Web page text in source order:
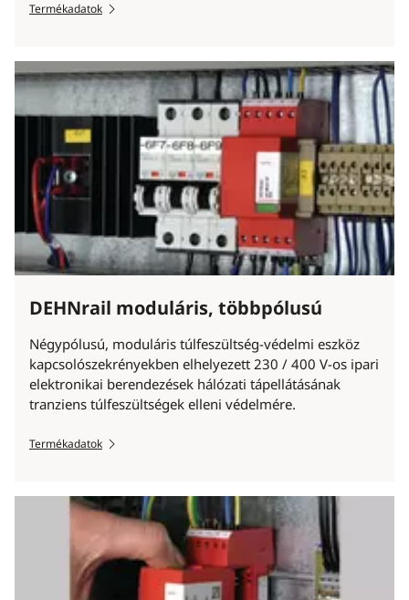
Termékadatok
DEHNrail moduláris, többpólusú
Négypólusú, moduláris túlfeszültség-védelmi eszköz
kapcsolószekrényekben elhelyezett 230 / 400 V-os ipari
elektronikai berendezések hálózati tápellátásának
tranziens túlfeszültségek elleni védelmére.
Termékadatok